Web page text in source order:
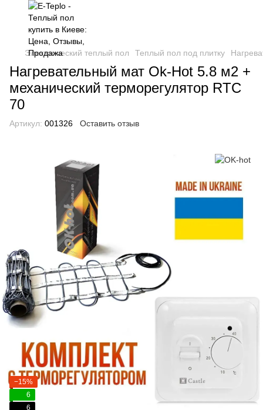
Электрический теплый пол Теплый пол под плитку
Нагревательный мат Ok-Hot 5.8 м2 +
механический терморегулятор RTC
70
Артикул: 001326 Оставить отзыв
−15%
6
6